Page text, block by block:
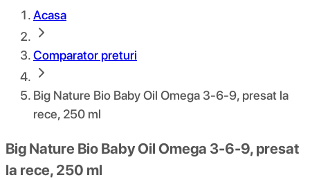
Acasa
Comparator preturi
Big Nature Bio Baby Oil Omega 3-6-9, presat la
rece, 250 ml
Big Nature Bio Baby Oil Omega 3-6-9, presat
la rece, 250 ml